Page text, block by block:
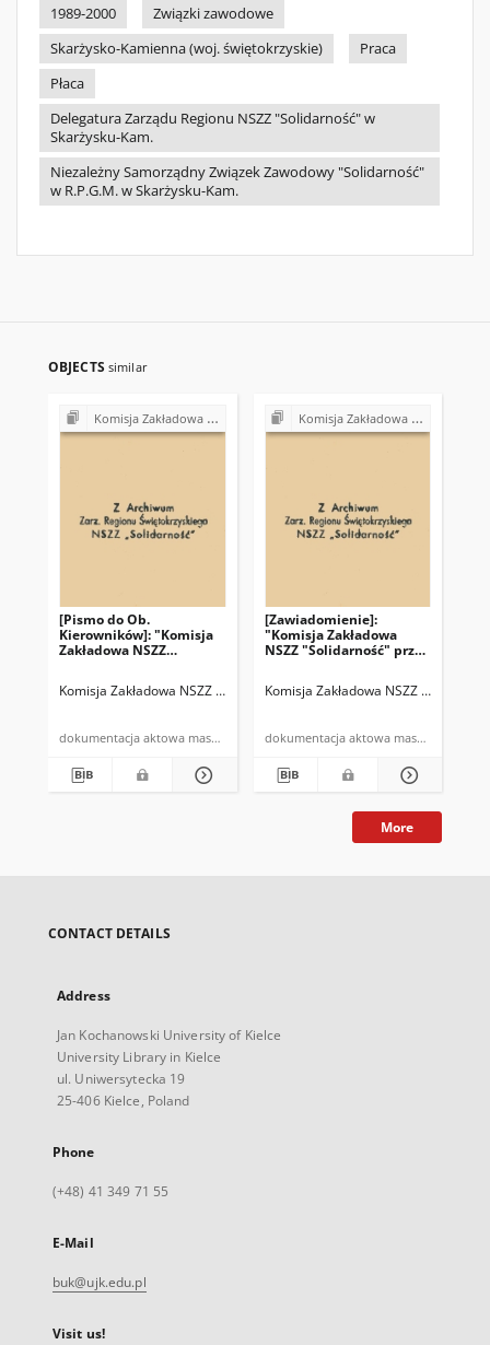
1989-2000
Związki zawodowe
Skarżysko-Kamienna (woj. świętokrzyskie)
Praca
Płaca
Delegatura Zarządu Regionu NSZZ "Solidarność" w
Skarżysku-Kam.
Niezależny Samorządny Związek Zawodowy "Solidarność"
w R.P.G.M. w Skarżysku-Kam.
OBJECTS similar
Komisja Zakładowa NSZZ "Solidarność" przy Rejonowym Przedsiębiorstwie Gospodarki Mieszkaniowej w Skarżysku-Kamiennej
[Pismo do Ob.
Kierowników]: "Komisja
Zakładowa NSZZ
Walnym Zebraniu (…)"
Komisja Zakładowa NSZZ "Solidarność" R.P.G.M. Skarżysko-Kamienna
dokumentacja aktowa maszynopis
Komisja Zakładowa NSZZ "Solidarność" przy Rejonowym Przedsiębiorstwie Gospodarki Mieszkaniowej w Skarżysku-Kamiennej
[Zawiadomienie]:
"Komisja Zakładowa
NSZZ "Solidarność" przy
Komisja Zakładowa NSZZ
dokumentacja aktowa maszynopis
More
CONTACT DETAILS
Address
Jan Kochanowski University of Kielce
University Library in Kielce
ul. Uniwersytecka 19
25-406 Kielce, Poland
Phone
(+48) 41 349 71 55
E-Mail
buk@ujk.edu.pl
Visit us!